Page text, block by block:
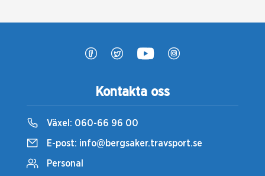
Kontakta oss
Växel: 060-66 96 00
E-post: info@bergsaker.travsport.se
Personal